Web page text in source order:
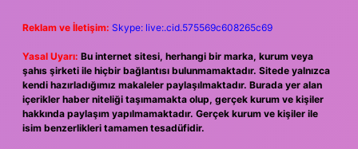
Reklam ve İletişim: Skype: live:.cid.575569c608265c69
Yasal Uyarı: Bu internet sitesi, herhangi bir marka, kurum veya
şahıs şirketi ile hiçbir bağlantısı bulunmamaktadır. Sitede yalnızca
kendi hazırladığımız makaleler paylaşılmaktadır. Burada yer alan
içerikler haber niteliği taşımamakta olup, gerçek kurum ve kişiler
hakkında paylaşım yapılmamaktadır. Gerçek kurum ve kişiler ile
isim benzerlikleri tamamen tesadüfidir.